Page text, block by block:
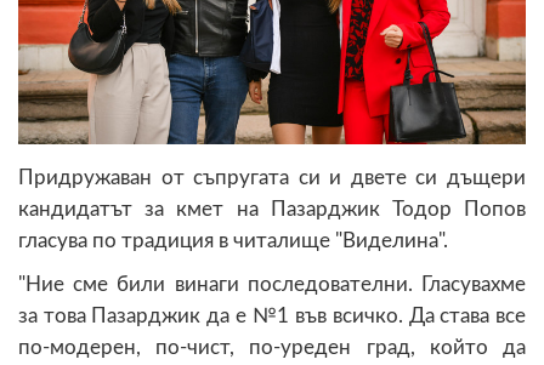
Придружаван от съпругата си и двете си дъщери
кандидатът за кмет на Пазарджик Тодор Попов
гласува по традиция в читалище "Виделина".
"Ние сме били винаги последователни. Гласувахме
за това Пазарджик да е №1 във всичко. Да става все
по-модерен, по-чист, по-уреден град, който да